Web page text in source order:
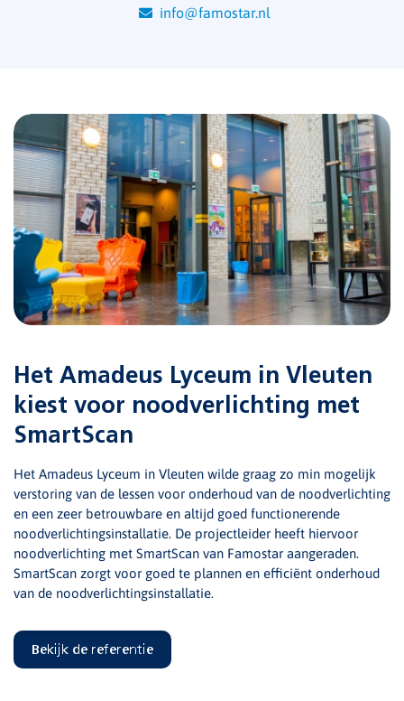
info@famostar.nl
Het Amadeus Lyceum in Vleuten
kiest voor noodverlichting met
SmartScan
Het Amadeus Lyceum in Vleuten wilde graag zo min mogelijk
verstoring van de lessen voor onderhoud van de noodverlichting
en een zeer betrouwbare en altijd goed functionerende
noodverlichtingsinstallatie. De projectleider heeft hiervoor
noodverlichting met SmartScan van Famostar aangeraden.
SmartScan zorgt voor goed te plannen en efficiënt onderhoud
van de noodverlichtingsinstallatie.
Bekijk de referentie